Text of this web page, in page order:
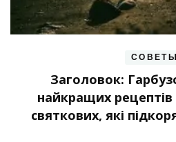
СОВЕТЫ
Заголовок:
найкращих рецептів
святкових, які